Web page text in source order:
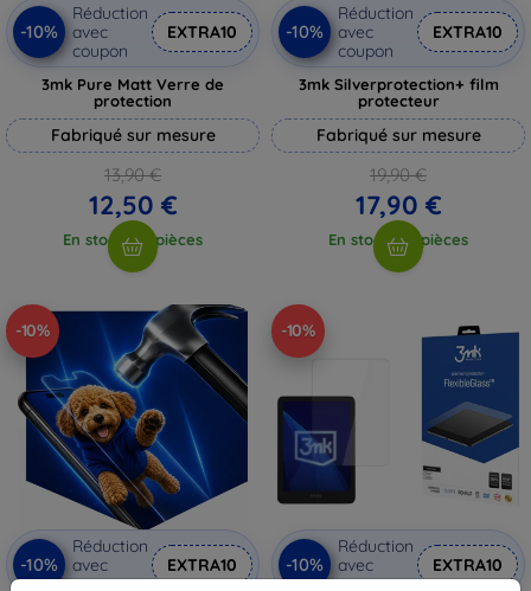
-10%
Réduction
avec
coupon
EXTRA10
3mk Pure Matt Verre de
protection
Fabriqué sur mesure
13,90 €
12,50 €
En stock > 5 pièces
-10%
Réduction
avec
coupon
EXTRA10
3mk Silverprotection+ film
protecteur
Fabriqué sur mesure
19,90 €
17,90 €
En stock > 5 pièces
-10%
-10%
Réduction
avec
coupon
EXTRA10
-10%
-10%
Réduction
avec
coupon
EXTRA10